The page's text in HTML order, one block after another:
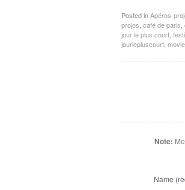
Posted inApéros-
projos café de paris
jour le plus court
jourlepluscourt movie
Note:
Name